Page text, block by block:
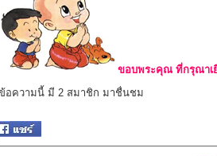
ขอบพระคุณ ที่กรุณาเ
อความนี้ มี 2 สมาชิก มาชื่นชม